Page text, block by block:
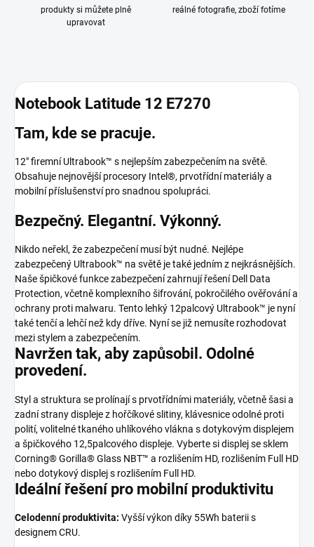
produkty si můžete plně
upravovat
reálné fotografie, zboží fotíme
Notebook Latitude 12 E7270
Tam, kde se pracuje.
12" firemní Ultrabook™ s nejlepším zabezpečením na světě.
Obsahuje nejnovější procesory Intel®, prvotřídní materiály a
mobilní příslušenství pro snadnou spolupráci.
Bezpečný. Elegantní. Výkonný.
Nikdo neřekl, že zabezpečení musí být nudné. Nejlépe
zabezpečený Ultrabook™ na světě je také jedním z nejkrásnějších.
Naše špičkové funkce zabezpečení zahrnují řešení Dell Data
Protection, včetně komplexního šifrování, pokročilého ověřování a
ochrany proti malwaru. Tento lehký 12palcový Ultrabook™ je nyní
také tenčí a lehčí než kdy dříve. Nyní se již nemusíte rozhodovat
mezi stylem a zabezpečením.
Navržen tak, aby zapůsobil. Odolné
provedení.
Styl a struktura se prolínají s prvotřídními materiály, včetně šasi a
zadní strany displeje z hořčíkové slitiny, klávesnice odolné proti
polití, volitelné tkaného uhlíkového vlákna s dotykovým displejem
a špičkového 12,5palcového displeje. Vyberte si displej se sklem
Corning® Gorilla® Glass NBT™ a rozlišením HD, rozlišením Full HD
nebo dotykový displej s rozlišením Full HD.
Ideální řešení pro mobilní produktivitu
Celodenní produktivita: Vyšší výkon díky 55Wh baterii s
designem CRU.